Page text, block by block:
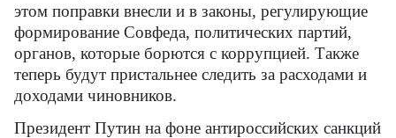
этом поправки внесли и в законы, регулирующие
формирование Совфеда, политических партий,
органов, которые борются с коррупцией. Также
теперь будут пристальнее следить за расходами и
доходами чиновников.
Президент Путин на фоне антироссийских санкций